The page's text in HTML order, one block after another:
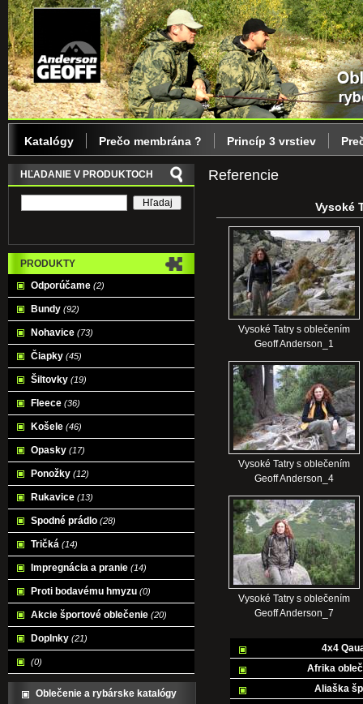
Referencie
Vysoké
Vysoké Tatry s oblečením
Geoff Anderson_1
Vysoké Tatry s oblečením
Geoff Anderson_4
Vysoké Tatry s oblečením
Geoff Anderson_7
4x4
Afrika
Aliaška
HĽADANIE V PRODUKTOCH
PRODUKTY
Odporúčame (2)
Bundy (92)
Nohavice (73)
Čiapky (45)
Šiltovky (19)
Fleece (36)
Košele (46)
Opasky (17)
Ponožky (12)
Rukavice (13)
Spodné prádlo (28)
Tričká (14)
Impregnácia a pranie (14)
Proti bodavému hmyzu (0)
Akcie športové oblečenie (20)
Doplnky (21)
(0)
Oblečenie a rybárske katalógy
Katalógy Prečo membrána ? Princíp 3 vrstiev